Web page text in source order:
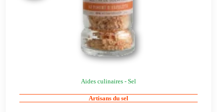
Aides culinaires - Sel
Artisans du sel